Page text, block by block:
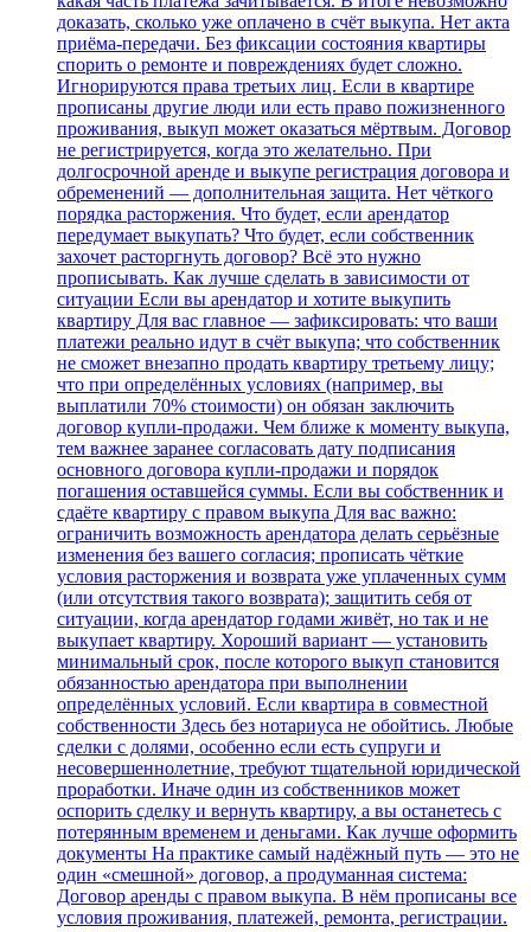
доказать, сколько уже оплачено в счёт выкупа. Нет акта
приёма‑передачи. Без фиксации состояния квартиры
спорить о ремонте и повреждениях будет сложно.
Игнорируются права третьих лиц. Если в квартире
прописаны другие люди или есть право пожизненного
проживания, выкуп может оказаться мёртвым. Договор
не регистрируется, когда это желательно. При
долгосрочной аренде и выкупе регистрация договора и
обременений — дополнительная защита. Нет чёткого
порядка расторжения. Что будет, если арендатор
передумает выкупать? Что будет, если собственник
захочет расторгнуть договор? Всё это нужно
прописывать. Как лучше сделать в зависимости от
ситуации Если вы арендатор и хотите выкупить
квартиру Для вас главное — зафиксировать: что ваши
платежи реально идут в счёт выкупа; что собственник
не сможет внезапно продать квартиру третьему лицу;
что при определённых условиях (например, вы
выплатили 70% стоимости) он обязан заключить
договор купли‑продажи. Чем ближе к моменту выкупа,
тем важнее заранее согласовать дату подписания
основного договора купли‑продажи и порядок
погашения оставшейся суммы. Если вы собственник и
сдаёте квартиру с правом выкупа Для вас важно:
ограничить возможность арендатора делать серьёзные
изменения без вашего согласия; прописать чёткие
условия расторжения и возврата уже уплаченных сумм
(или отсутствия такого возврата); защитить себя от
ситуации, когда арендатор годами живёт, но так и не
выкупает квартиру. Хороший вариант — установить
минимальный срок, после которого выкуп становится
обязанностью арендатора при выполнении
определённых условий. Если квартира в совместной
собственности Здесь без нотариуса не обойтись. Любые
сделки с долями, особенно если есть супруги и
несовершеннолетние, требуют тщательной юридической
проработки. Иначе один из собственников может
оспорить сделку и вернуть квартиру, а вы останетесь с
потерянным временем и деньгами. Как лучше оформить
документы На практике самый надёжный путь — это не
один «смешной» договор, а продуманная система:
Договор аренды с правом выкупа. В нём прописаны все
условия проживания, платежей, ремонта, регистрации.